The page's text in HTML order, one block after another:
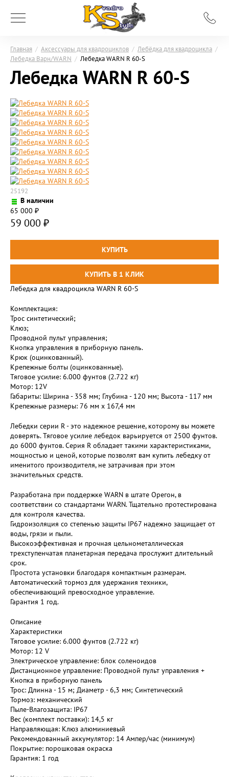
Главная / Аксессуары для квадроциклов / Лебёдка для квадроцикла /
Лебедка Варн/WARN / Лебедка WARN R 60-S
Лебедка WARN R 60-S
25192
В наличии
65 000 ₽
59 000 ₽
Лебедка для квадроцикла WARN R 60-S
Комплектация:
Трос синтетический;
Клюз;
Проводной пульт управления;
Кнопка управления в приборную панель.
Крюк (оцинкованный).
Крепежные болты (оцинкованные).
Тяговое усилие: 6.000 фунтов (2.722 кг)
Мотор: 12V
Габариты: Ширина - 358 мм; Глубина - 120 мм; Высота - 117 мм
Крепежные размеры: 76 мм х 167,4 мм
Лебедки серии R - это надежное решение, которому вы можете
доверять. Тяговое усилие лебедок варьируется от 2500 фунтов.
до 6000 фунтов. Серия R обладает такими характеристиками,
мощностью и ценой, которые позволят вам купить лебедку от
именитого производителя, не затрачивая при этом
значительных средств.
Разработана при поддержке WARN в штате Орегон, в
соответствии со стандартами WARN. Тщательно протестирована
для контроля качества.
Гидроизоляция со степенью защиты IP67 надежно защищает от
воды, грязи и пыли.
Высокоэффективная и прочная цельнометаллическая
трехступенчатая планетарная передача прослужит длительный
срок.
Простота установки благодаря компактным размерам.
Автоматический тормоз для удержания техники,
обеспечивающий превосходное управление.
Гарантия 1 год.
Описание
Характеристики
Тяговое усилие: 6.000 фунтов (2.722 кг)
Мотор: 12 V
Электрическое управление: блок соленоидов
Дистанционное управление: Проводной пульт управления +
Кнопка в приборную панель
Трос: Длинна - 15 м; Диаметр - 6,3 мм; Синтетический
Тормоз: механический
Пыле-Влагозащита: IP67
Вес (комплект поставки): 14,5 кг
Направляющая: Клюз алюминиевый
Рекомендованный аккумулятор: 14 Ампер/час (минимум)
Покрытие: порошковая окраска
Гарантия: 1 год